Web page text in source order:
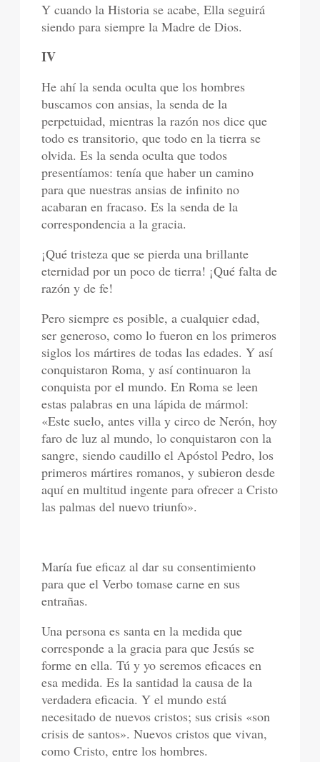
Y cuando la Historia se acabe, Ella seguirá
siendo para siempre la Madre de Dios.
IV
He ahí la senda oculta que los hombres
buscamos con ansias, la senda de la
perpetuidad, mientras la razón nos dice que
todo es transitorio, que todo en la tierra se
olvida. Es la senda oculta que todos
presentíamos: tenía que haber un camino
para que nuestras ansias de infinito no
acabaran en fracaso. Es la senda de la
correspondencia a la gracia.
¡Qué tristeza que se pierda una brillante
eternidad por un poco de tierra! ¡Qué falta de
razón y de fe!
Pero siempre es posible, a cualquier edad,
ser generoso, como lo fueron en los primeros
siglos los mártires de todas las edades. Y así
conquistaron Roma, y así continuaron la
conquista por el mundo. En Roma se leen
estas palabras en una lápida de mármol:
«Este suelo, antes villa y circo de Nerón, hoy
faro de luz al mundo, lo conquistaron con la
sangre, siendo caudillo el Apóstol Pedro, los
primeros mártires romanos, y subieron desde
aquí en multitud ingente para ofrecer a Cristo
las palmas del nuevo triunfo».
María fue eficaz al dar su consentimiento
para que el Verbo tomase carne en sus
entrañas.
Una persona es santa en la medida que
corresponde a la gracia para que Jesús se
forme en ella. Tú y yo seremos eficaces en
esa medida. Es la santidad la causa de la
verdadera eficacia. Y el mundo está
necesitado de nuevos cristos; sus crisis «son
crisis de santos». Nuevos cristos que vivan,
como Cristo, entre los hombres.